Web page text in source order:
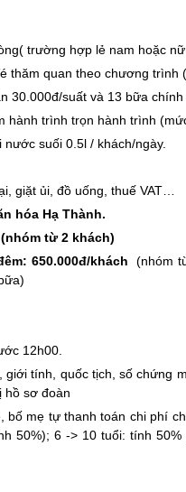
trường hợp lẻ nam hoặc nữ
thăm quan theo chương trình
30.000đ/suất và 13 bữa
hành trình trọn hành trình
suối 0.5l / khách/ngày.
giặt ủi, đồ uống, thuế VAT…
hóa Hạ Thành.
từ 2 khách)
650.000đ/khách (nhóm
12h00.
tính, quốc tịch, số chứng
hồ sơ đoàn
mẹ tự thanh toán chi phí
50%); 6 -> 10 tuổi: tính